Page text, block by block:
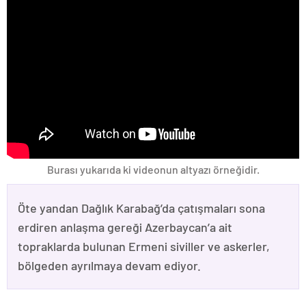
Burası yukarıda ki videonun altyazı örneğidir.
Öte yandan Dağlık Karabağ’da çatışmaları sona
erdiren anlaşma gereği Azerbaycan’a ait
topraklarda bulunan Ermeni siviller ve askerler,
bölgeden ayrılmaya devam ediyor.